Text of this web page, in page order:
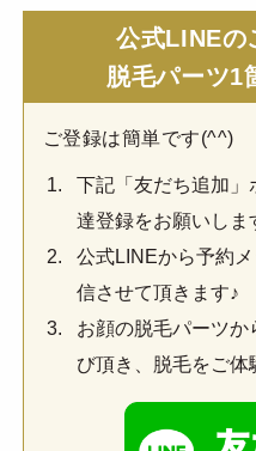
公式LINEの
脱毛パーツ1
ご登録は簡単です(^^)
下記「友だち追加」
達登録をお願いしま
公式LINEから予約
信させて頂きます♪
お顔の脱毛パーツ
び頂き、脱毛をご体